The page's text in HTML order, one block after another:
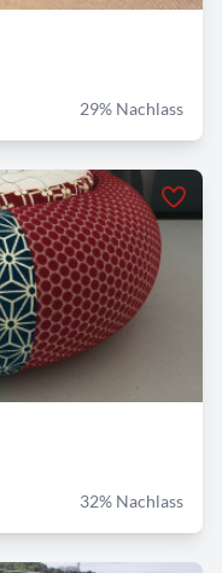
29% Nachlass
32% Nachlass